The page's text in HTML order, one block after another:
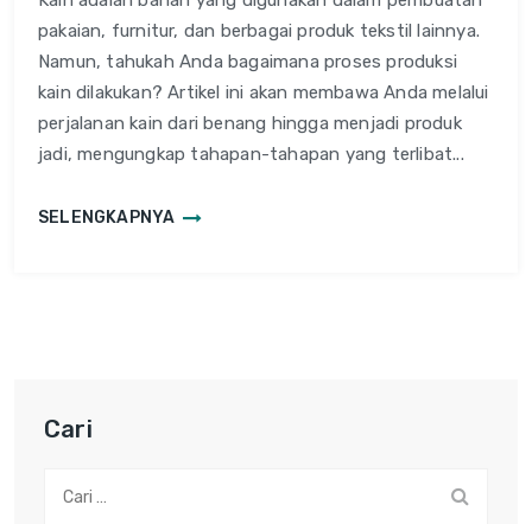
pakaian, furnitur, dan berbagai produk tekstil lainnya.
Namun, tahukah Anda bagaimana proses produksi
kain dilakukan? Artikel ini akan membawa Anda melalui
perjalanan kain dari benang hingga menjadi produk
jadi, mengungkap tahapan-tahapan yang terlibat...
SELENGKAPNYA
Cari